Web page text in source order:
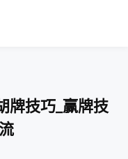
牌技巧_赢牌技